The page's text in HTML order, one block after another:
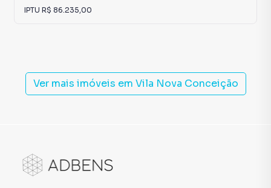
IPTU R$ 86.235,00
Ver mais imóveis em Vila Nova Conceição